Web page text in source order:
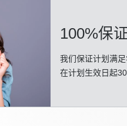
100%保
我们保证计划满
在计划生效日起